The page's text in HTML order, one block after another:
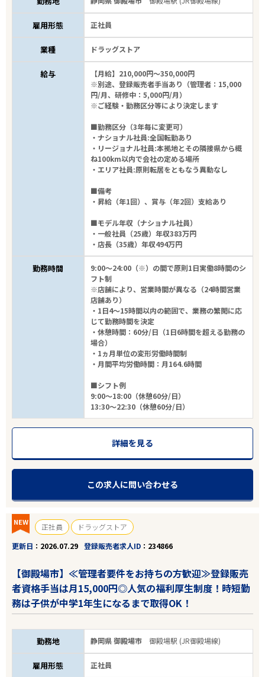
エリアで探す 駅から探す
こだわり条件
雇用形態 正社員
業種 ドラッグストア
給与
【月給】210,000円～350,000円
※別途、登録販売者手当あり（管理者：15,000
円/月、研修中：5,000円/月）
※ご経験・勤務区分等により決定します
■勤務区分（3年毎に変更可）
・ナショナル社員:全国転勤あり
・リージョナル社員:本拠地とその隣接県から概
ね100km以内で会社の定める場所
・エリア社員:原則転居をともなう異動なし
■備考
・昇給（年1回）、賞与（年2回）支給あり
■モデル年収（ナショナル社員）
・一般社員（25歳）年収383万円
・店長（35歳）年収494万円
勤務時間
9:00～24:00（※）の間で原則1日実働8時間のシ
フト制
※店舗により、営業時間が異なる（24時間営業
店舗あり）
・1日4～15時間以内の範囲で、業務の繁閑に応
じて勤務時間を決定
・休憩時間：60分/日（1日6時間を超える勤務の
場合）
・1ヵ月単位の変形労働時間制
・月間平均労働時間：月164.6時間
■シフト例
9:00～18:00（休憩60分/日）
13:30～22:30（休憩60分/日）
詳細を見る
この求人に問い合わせる
NEW 正社員
ドラッグストア
更新日
2026.07.29 登録販売者求人ID 234866
【御殿場市】≪管理者要件をお持ちの方歓迎≫登録販売
者資格手当は月15,000円◎人気の福利厚生制度！時短勤
務は子供が中学1年生になるまで取得OK！
勤務地 静岡県 御殿場市御殿場駅 (JR御殿場線)
雇用形態 正社員